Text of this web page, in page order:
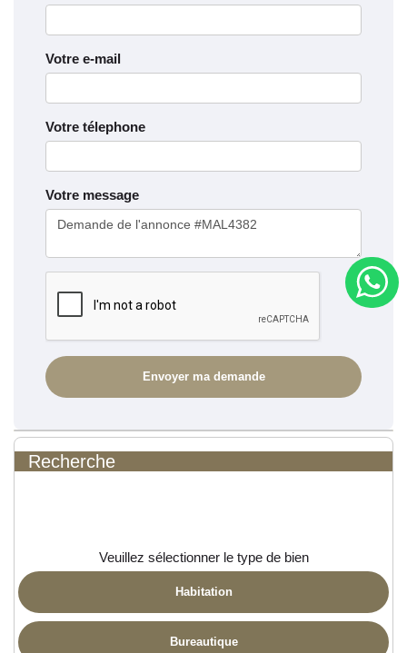
Votre e-mail
Votre télephone
Votre message
Recherche
Veuillez sélectionner le type de bien
Habitation
Bureautique